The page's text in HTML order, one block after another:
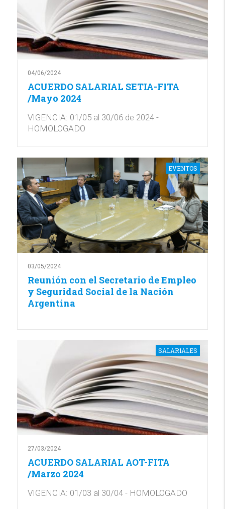
04/06/2024
ACUERDO SALARIAL SETIA-FITA
/Mayo 2024
VIGENCIA: 01/05 al 30/06 de 2024 -
HOMOLOGADO
EVENTOS
03/05/2024
Reunión con el Secretario de Empleo
y Seguridad Social de la Nación
Argentina
SALARIALES
27/03/2024
ACUERDO SALARIAL AOT-FITA
/Marzo 2024
VIGENCIA: 01/03 al 30/04 - HOMOLOGADO